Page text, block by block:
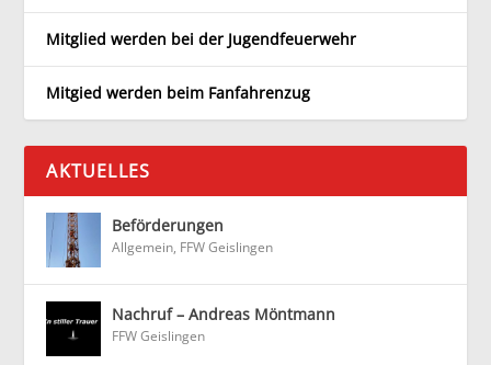
Mitglied werden bei der Jugendfeuerwehr
Mitgied werden beim Fanfahrenzug
AKTUELLES
Beförderungen
Allgemein, FFW Geislingen
Nachruf – Andreas Möntmann
FFW Geislingen